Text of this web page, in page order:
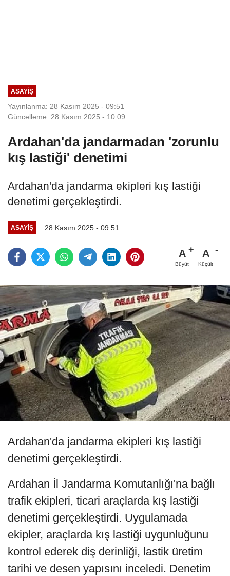
ASAYIŞ
Yayınlanma: 28 Kasım 2025 - 09:51
Güncelleme: 28 Kasım 2025 - 10:09
Ardahan'da jandarmadan 'zorunlu
kış lastiği' denetimi
Ardahan'da jandarma ekipleri kış lastiği
denetimi gerçekleştirdi.
ASAYIŞ 28 Kasım 2025 - 09:51
A
Büyüt
A
Küçült
Ardahan'da jandarma ekipleri kış lastiği
denetimi gerçekleştirdi.
Ardahan İl Jandarma Komutanlığı'na bağlı
trafik ekipleri, ticari araçlarda kış lastiği
denetimi gerçekleştirdi. Uygulamada
ekipler, araçlarda kış lastiği uygunluğunu
kontrol ederek diş derinliği, lastik üretim
tarihi ve desen yapısını inceledi. Denetim